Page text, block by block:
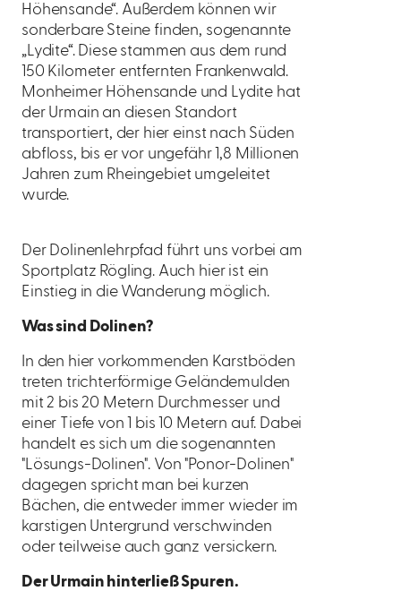
Höhensande“. Außerdem können wir
sonderbare Steine finden, sogenannte
„Lydite“. Diese stammen aus dem rund
150 Kilometer entfernten Frankenwald.
Monheimer Höhensande und Lydite hat
der Urmain an diesen Standort
transportiert, der hier einst nach Süden
abfloss, bis er vor ungefähr 1,8 Millionen
Jahren zum Rheingebiet umgeleitet
wurde.
Der Dolinenlehrpfad führt uns vorbei am
Sportplatz Rögling. Auch hier ist ein
Einstieg in die Wanderung möglich.
Was sind Dolinen?
In den hier vorkommenden Karstböden
treten trichterförmige Geländemulden
mit 2 bis 20 Metern Durchmesser und
einer Tiefe von 1 bis 10 Metern auf. Dabei
handelt es sich um die sogenannten
"Lösungs-Dolinen". Von "Ponor-Dolinen"
dagegen spricht man bei kurzen
Bächen, die entweder immer wieder im
karstigen Untergrund verschwinden
oder teilweise auch ganz versickern.
Der Urmain hinterließ Spuren.